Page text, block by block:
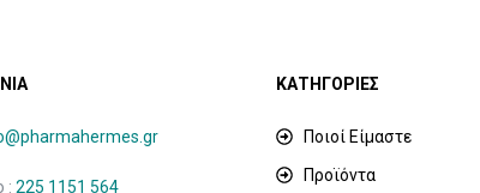
: 225 1151 564
ΚΑΤΗΓΟΡΙΕΣ
Ποιοί Είμαστε
Προϊόντα